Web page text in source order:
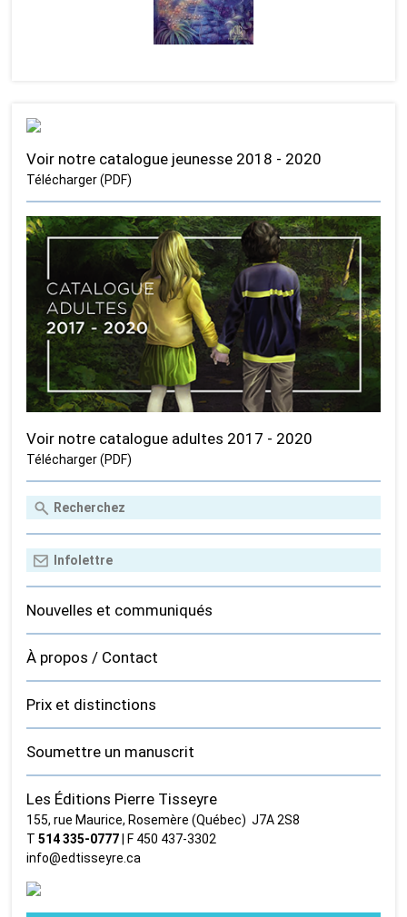
Voir notre catalogue jeunesse 2018 - 2020
Télécharger (PDF)
Voir notre catalogue adultes 2017 - 2020
Télécharger (PDF)
Nouvelles et communiqués
À propos / Contact
Prix et distinctions
Soumettre un manuscrit
Les Éditions Pierre Tisseyre
155, rue Maurice, Rosemère (Québec) J7A 2S8
T514 335‑0777 | F 450 437‑3302
info@edtisseyre.ca